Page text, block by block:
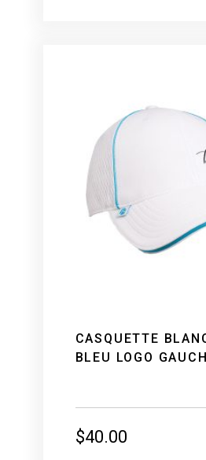
CASQUETTE
BLEU LOGO
$40.00